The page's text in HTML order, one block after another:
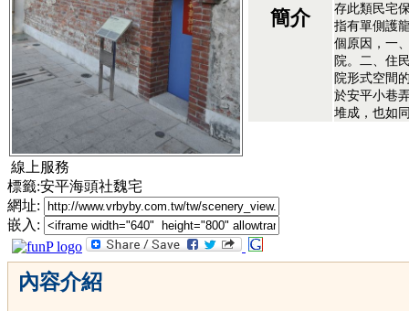
簡介
存此類民宅
指有單側護
個原因，一
院。二、住
院形式空間
於安平小巷
堆成，也如
線上服務
標籤:安平海頭社魏宅
網址:
嵌入:
內容介紹